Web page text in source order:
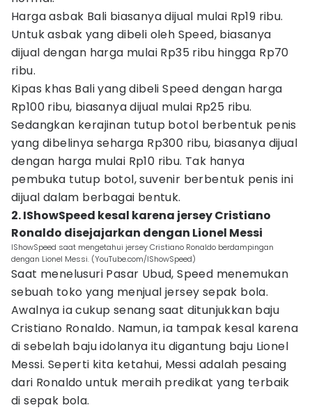
Harga asbak Bali biasanya dijual mulai Rp19 ribu.
Untuk asbak yang dibeli oleh Speed, biasanya
dijual dengan harga mulai Rp35 ribu hingga Rp70
ribu.
Kipas khas Bali yang dibeli Speed dengan harga
Rp100 ribu, biasanya dijual mulai Rp25 ribu.
Sedangkan kerajinan tutup botol berbentuk penis
yang dibelinya seharga Rp300 ribu, biasanya dijual
dengan harga mulai Rp10 ribu. Tak hanya
pembuka tutup botol, suvenir berbentuk penis ini
dijual dalam berbagai bentuk.
2. IShowSpeed kesal karena jersey Cristiano
Ronaldo disejajarkan dengan Lionel Messi
IShowSpeed saat mengetahui jersey Cristiano Ronaldo berdampingan
dengan Lionel Messi. (YouTube.com/IShowSpeed)
Saat menelusuri Pasar Ubud, Speed menemukan
sebuah toko yang menjual jersey sepak bola.
Awalnya ia cukup senang saat ditunjukkan baju
Cristiano Ronaldo. Namun, ia tampak kesal karena
di sebelah baju idolanya itu digantung baju Lionel
Messi. Seperti kita ketahui, Messi adalah pesaing
dari Ronaldo untuk meraih predikat yang terbaik
di sepak bola.